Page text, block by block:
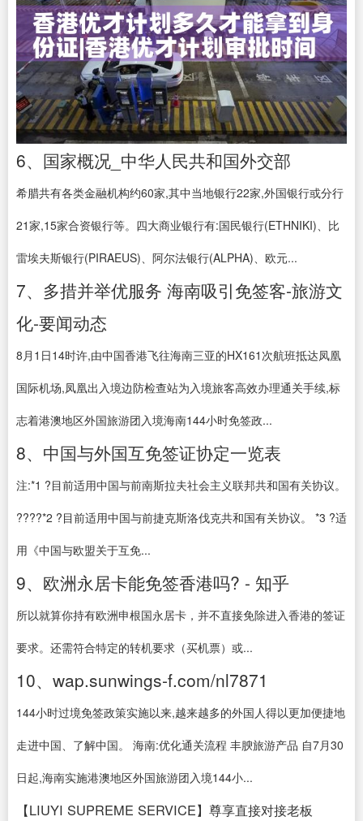
6、国家概况_中华人民共和国外交部
希腊共有各类金融机构约60家,其中当地银行22家,外国银行或分行
21家,15家合资银行等。四大商业银行有:国民银行(ETHNIKI)、比
雷埃夫斯银行(PIRAEUS)、阿尔法银行(ALPHA)、欧元...
7、多措并举优服务 海南吸引免签客-旅游文
化-要闻动态
8月1日14时许,由中国香港飞往海南三亚的HX161次航班抵达凤凰
国际机场,凤凰出入境边防检查站为入境旅客高效办理通关手续,标
志着港澳地区外国旅游团入境海南144小时免签政...
8、中国与外国互免签证协定一览表
注:*1 ?目前适用中国与前南斯拉夫社会主义联邦共和国有关协议。
????*2 ?目前适用中国与前捷克斯洛伐克共和国有关协议。 *3 ?适
用《中国与欧盟关于互免...
9、欧洲永居卡能免签香港吗? - 知乎
所以就算你持有欧洲申根国永居卡，并不直接免除进入香港的签证
要求。还需符合特定的转机要求（买机票）或...
10、wap.sunwings-f.com/nl7871
144小时过境免签政策实施以来,越来越多的外国人得以更加便捷地
走进中国、了解中国。 海南:优化通关流程 丰腴旅游产品 自7月30
日起,海南实施港澳地区外国旅游团入境144小...
【LIUYI SUPREME SERVICE】尊享直接对接老板